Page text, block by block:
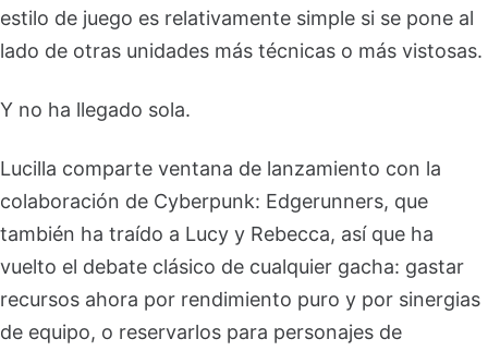
estilo de juego es relativamente simple si se pone al
lado de otras unidades más técnicas o más vistosas.
Y no ha llegado sola.
Lucilla comparte ventana de lanzamiento con la
colaboración de Cyberpunk: Edgerunners, que
también ha traído a Lucy y Rebecca, así que ha
vuelto el debate clásico de cualquier gacha: gastar
recursos ahora por rendimiento puro y por sinergias
de equipo, o reservarlos para personajes de